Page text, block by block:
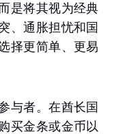
是将其视为经典
、通胀担忧和国
择更简单、更易
与者。在酋长国
买金条或金币以